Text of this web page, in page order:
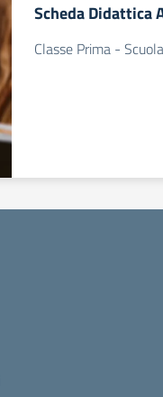
Scheda Didattica
Classe Prima -